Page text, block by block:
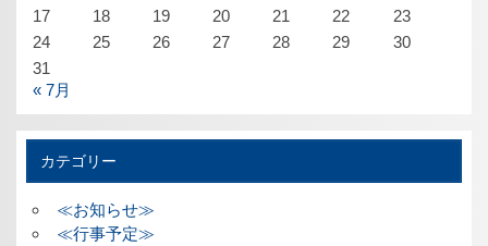
17
18 19 20 21 22
23
24
25 26 27 28 29
30
31
« 7月
カテゴリー
≪お知らせ≫
≪行事予定≫